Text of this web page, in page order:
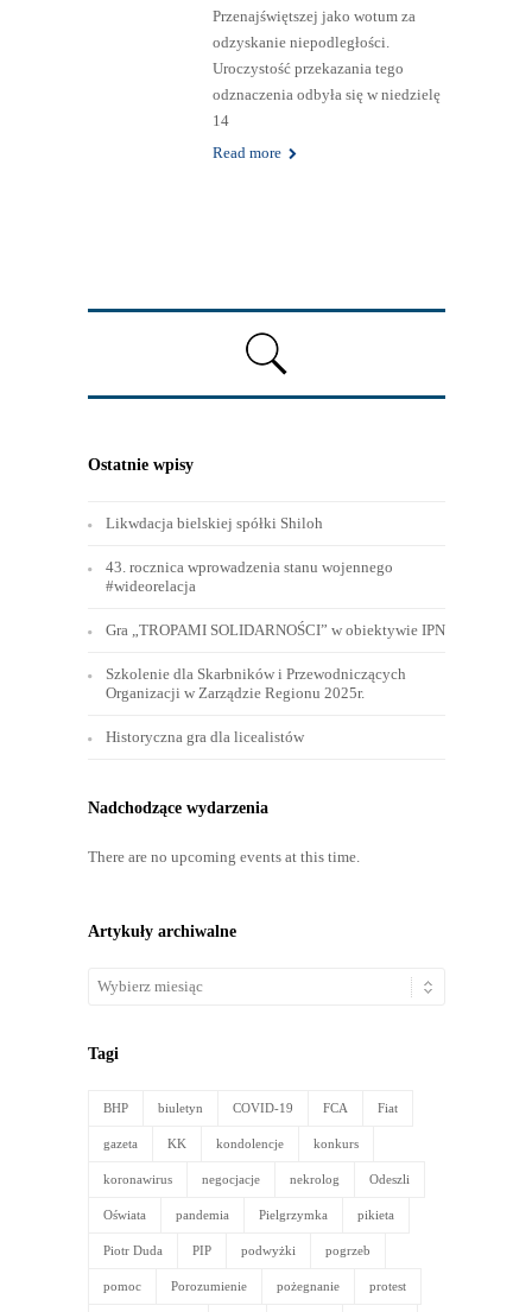
Przenajświętszej jako wotum za
odzyskanie niepodległości.
Uroczystość przekazania tego
odznaczenia odbyła się w niedzielę
14
Read more
Ostatnie wpisy
Likwdacja bielskiej spółki Shiloh
43. rocznica wprowadzenia stanu wojennego
#wideorelacja
Gra „TROPAMI SOLIDARNOŚCI” w obiektywie IPN
Szkolenie dla Skarbników i Przewodniczących
Organizacji w Zarządzie Regionu 2025r.
Historyczna gra dla licealistów
Nadchodzące wydarzenia
There are no upcoming events at this time.
Artykuły archiwalne
Artykuły
Tagi
BHP biuletyn COVID-19 FCA Fiat
gazeta KK kondolencje konkurs
koronawirus negocjacje nekrolog Odeszli
Oświata pandemia Pielgrzymka pikieta
Piotr Duda PIP podwyżki pogrzeb
pomoc Porozumienie pożegnanie protest